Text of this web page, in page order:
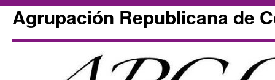
Agrupación Republicana de